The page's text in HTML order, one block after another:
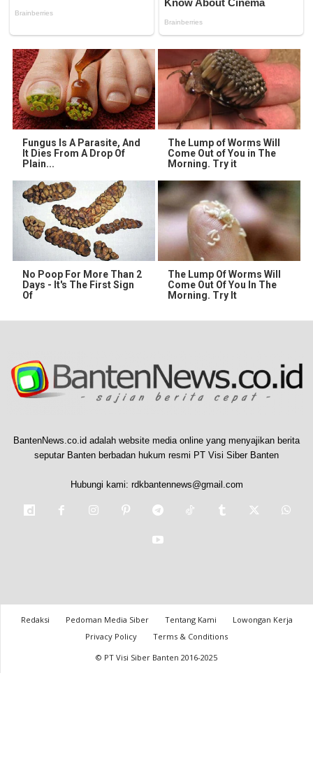
Fungus Is A Parasite, And
It Dies From A Drop Of
Plain...
The Lump of Worms Will
Come Out of You in The
Morning. Try it
No Poop For More Than 2
Days - It's The First Sign
Of
The Lump Of Worms Will
Come Out Of You In The
Morning. Try It
BantenNews.co.id adalah website media online yang menyajikan berita
seputar Banten berbadan hukum resmi PT Visi Siber Banten
Hubungi kami: rdkbantennews@gmail.com
Redaksi Pedoman Media Siber Tentang Kami
Lowongan Kerja
Privacy Policy
Terms & Conditions
© PT Visi Siber Banten 2016-2025